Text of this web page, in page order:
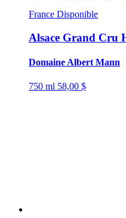
France Disponible
Alsace Grand Cru
Domaine Albert Mann
750 ml 58,00 $